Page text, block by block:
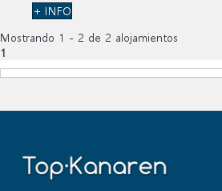
+ INFO
Mostrando 1 - 2 de 2 alojamientos
1